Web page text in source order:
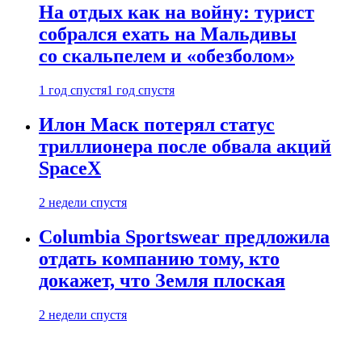
На отдых как на войну: турист
собрался ехать на Мальдивы
со скальпелем и «обезболом»
1 год спустя1 год спустя
Илон Маск потерял статус
триллионера после обвала акций
SpaceX
2 недели спустя
Columbia Sportswear предложила
отдать компанию тому, кто
докажет, что Земля плоская
2 недели спустя